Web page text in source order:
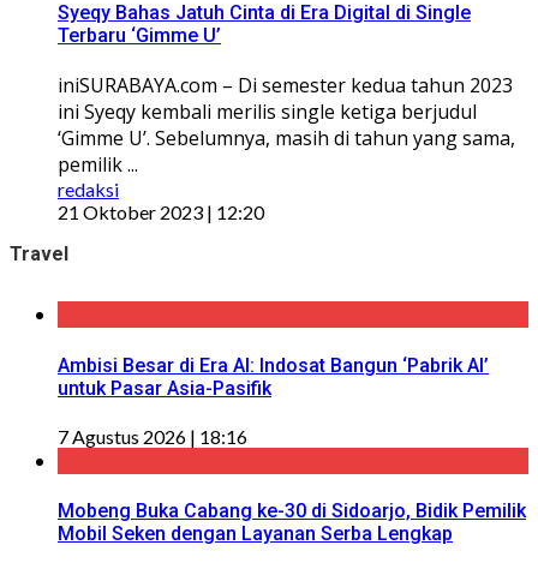
Syeqy Bahas Jatuh Cinta di Era Digital di Single
Terbaru ‘Gimme U’
iniSURABAYA.com – Di semester kedua tahun 2023
ini Syeqy kembali merilis single ketiga berjudul
‘Gimme U’. Sebelumnya, masih di tahun yang sama,
pemilik ...
redaksi
21 Oktober 2023 | 12:20
Travel
Ambisi Besar di Era AI: Indosat Bangun ‘Pabrik AI’
untuk Pasar Asia-Pasifik
7 Agustus 2026 | 18:16
Mobeng Buka Cabang ke-30 di Sidoarjo, Bidik Pemilik
Mobil Seken dengan Layanan Serba Lengkap